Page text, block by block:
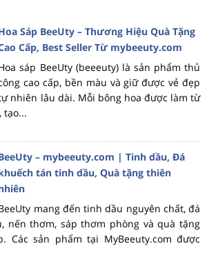
Sáp BeeUty – Thương Hiệu Quà Tặng
Cấp, Best Seller Từ mybeeuty.com
sáp BeeUty (beeeuty) là sản phẩm thủ
cao cấp, bền màu và giữ được vẻ đẹp
nhiên lâu dài. Mỗi bông hoa được làm từ
tạo...
– mybeeuty.com | Tinh dầu, Đá
tán tinh dầu, Quà tặng thiên
mang đến tinh dầu nguyên chất, đá
nến thơm, sáp thơm phòng và quà tặng
Các sản phẩm tại MyBeeuty.com được